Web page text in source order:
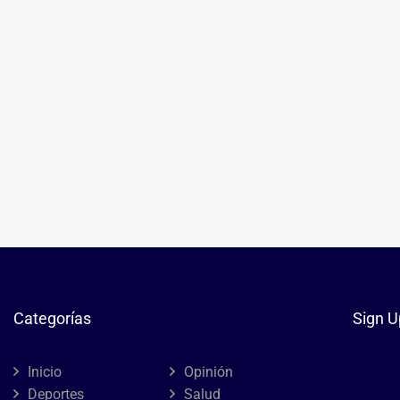
Categorías
Inicio
Opinión
Deportes
Salud
Sign